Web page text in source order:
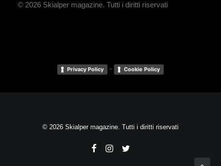
© 2026 Skialper magazine. Tutti i diritti riservati
Privacy Policy - Cookie Policy
© 2026 Skialper magazine. Tutti i diritti riservati